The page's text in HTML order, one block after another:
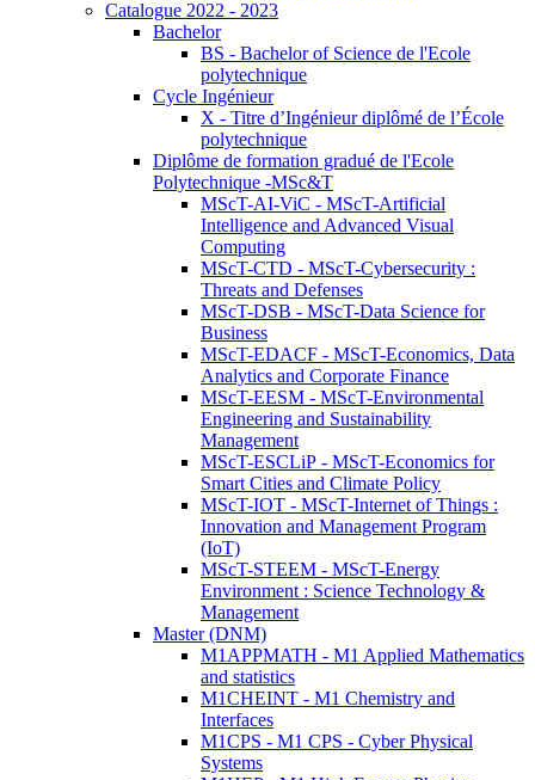
Catalogue 2022 - 2023
Bachelor
BS - Bachelor of Science de l'Ecole
polytechnique
Cycle Ingénieur
X - Titre d’Ingénieur diplômé de l’École
polytechnique
Diplôme de formation gradué de l'Ecole
Polytechnique -MSc&T
MScT-AI-ViC - MScT-Artificial
Intelligence and Advanced Visual
Computing
MScT-CTD - MScT-Cybersecurity :
Threats and Defenses
MScT-DSB - MScT-Data Science for
Business
MScT-EDACF - MScT-Economics, Data
Analytics and Corporate Finance
MScT-EESM - MScT-Environmental
Engineering and Sustainability
Management
MScT-ESCLiP - MScT-Economics for
Smart Cities and Climate Policy
MScT-IOT - MScT-Internet of Things :
Innovation and Management Program
(IoT)
MScT-STEEM - MScT-Energy
Environment : Science Technology &
Management
Master (DNM)
M1APPMATH - M1 Applied Mathematics
and statistics
M1CHEINT - M1 Chemistry and
Interfaces
M1CPS - M1 CPS - Cyber Physical
Systems